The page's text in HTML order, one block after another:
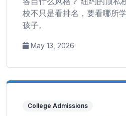
校不只是看排名，要看哪所
孩子。
May 13, 2026
College Admissions